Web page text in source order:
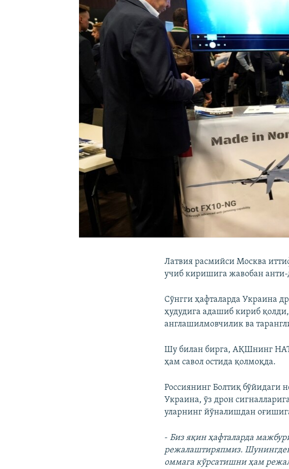
Латвия расмийси Москва
учиб киришига жавобан
Сўнгги ҳафталарда Украина
ҳудудига адашиб кириб қолди,
англашилмовчилик ва
Шу билан бирга, АҚШнинг
ҳам савол остида қолмоқда.
Россиянинг Болтиқ бўйидаги
Украина, ўз дрон
уларнинг йўналишдан
-Биз яқин ҳафталарда
режалаштиряпмиз.
оммага кўрсатишни ҳам